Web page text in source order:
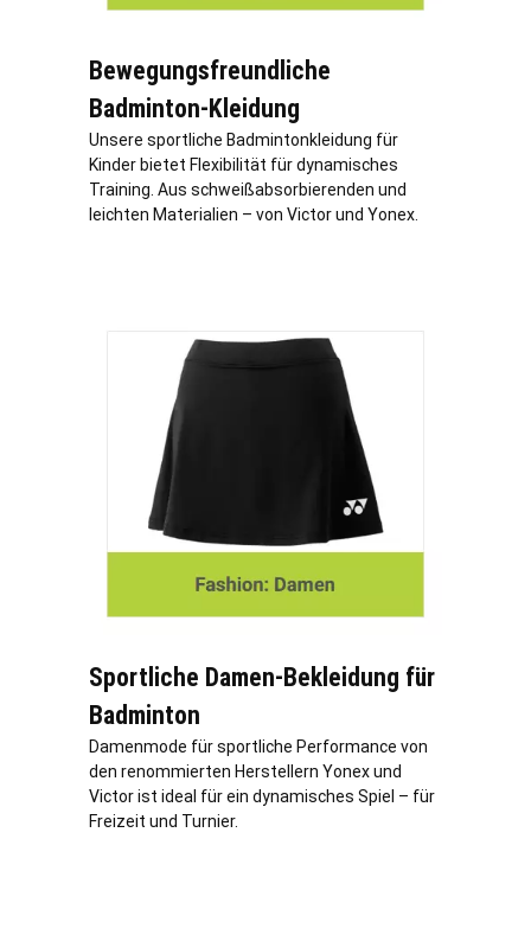
Bewegungsfreundliche
Badminton-Kleidung
Unsere sportliche Badmintonkleidung für
Kinder bietet Flexibilität für dynamisches
Training. Aus schweißabsorbierenden und
leichten Materialien – von Victor und Yonex.
Sportliche Damen-Bekleidung für
Badminton
Damenmode für sportliche Performance von
den renommierten Herstellern Yonex und
Victor ist ideal für ein dynamisches Spiel – für
Freizeit und Turnier.